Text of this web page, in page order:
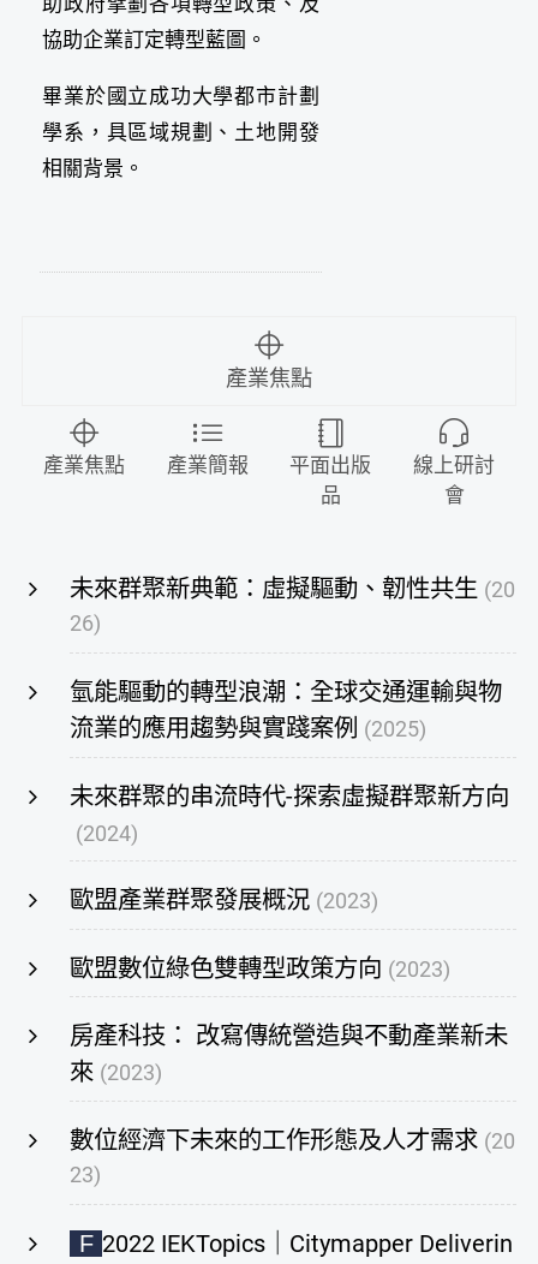
協助企業訂定轉型藍圖。
畢業於國立成功大學都市計劃
學系，具區域規劃、土地開發
相關背景。
產業焦點
產業焦點 產業簡報
平面出版
品
線上研討
會
未來群聚新典範：虛擬驅動、韌性共生 (20
26)
氫能驅動的轉型浪潮：全球交通運輸與物
流業的應用趨勢與實踐案例 (2025)
未來群聚的串流時代-探索虛擬群聚新方向
(2024)
歐盟產業群聚發展概況 (2023)
歐盟數位綠色雙轉型政策方向 (2023)
房產科技： 改寫傳統營造與不動產業新未
來 (2023)
數位經濟下未來的工作形態及人才需求 (20
23)
F 2022 IEKTopics｜Citymapper Deliverin